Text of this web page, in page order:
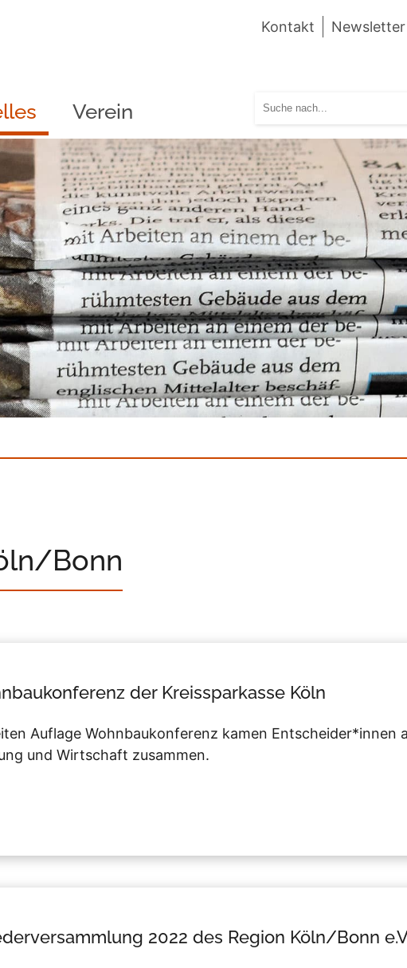
Kontakt Newsletter
Verein
Bonn
der Kreissparkasse Köln
Auflage Wohnbaukonferenz kamen Entscheider*innen
und Wirtschaft zusammen.
2022 des Region Köln/Bonn